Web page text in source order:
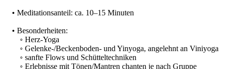
• Meditationsanteil: ca. 10–15 Minuten
• Besonderheiten:
◦ Herz-Yoga
◦ Gelenke-/Beckenboden- und Yinyoga, angelehnt an Viniyoga
◦ sanfte Flows und Schütteltechniken
◦ Erlebnisse mit Tönen/Mantren chanten je nach Gruppe